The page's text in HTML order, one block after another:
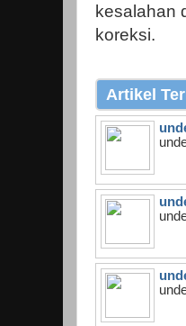
kesalahan
koreksi.
Artikel